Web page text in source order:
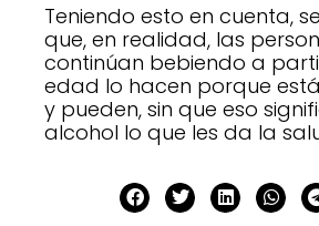
Teniendo esto en cuenta,
que, en realidad, las
continúan bebiendo a
edad lo hacen porque
y pueden, sin que eso
alcohol lo que les da la